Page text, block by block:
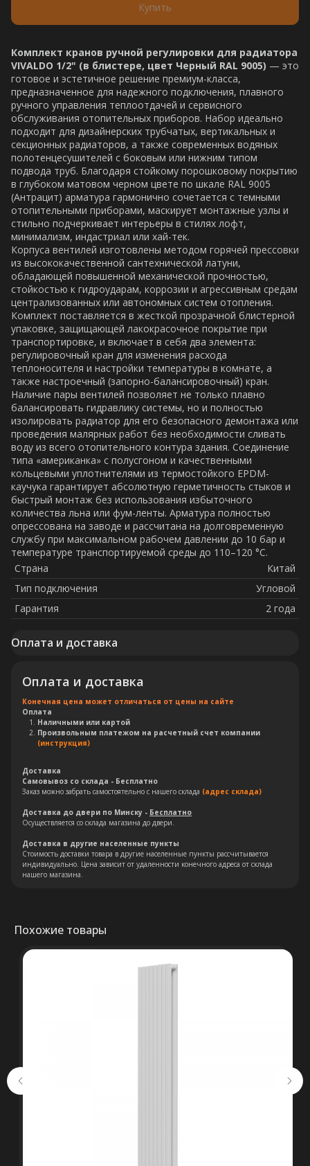
Купить
Комплект кранов ручной регулировки для радиатора
VIVALDO 1/2" (в блистере, цвет Черный RAL 9005) — это
готовое и эстетичное решение премиум-класса,
предназначенное для надежного подключения, плавного
ручного управления теплоотдачей и сервисного
обслуживания отопительных приборов. Набор идеально
подходит для дизайнерских трубчатых, вертикальных и
секционных радиаторов, а также современных водяных
полотенцесушителей с боковым или нижним типом
подвода труб. Благодаря стойкому порошковому покрытию
в глубоком матовом черном цвете по шкале RAL 9005
(Антрацит) арматура гармонично сочетается с темными
отопительными приборами, маскирует монтажные узлы и
стильно подчеркивает интерьеры в стилях лофт,
минимализм, индастриал или хай-тек.
Корпуса вентилей изготовлены методом горячей прессовки
из высококачественной сантехнической латуни,
обладающей повышенной механической прочностью,
стойкостью к гидроударам, коррозии и агрессивным средам
централизованных или автономных систем отопления.
Комплект поставляется в жесткой прозрачной блистерной
упаковке, защищающей лакокрасочное покрытие при
транспортировке, и включает в себя два элемента:
регулировочный кран для изменения расхода
теплоносителя и настройки температуры в комнате, а
также настроечный (запорно-балансировочный) кран.
Наличие пары вентилей позволяет не только плавно
балансировать гидравлику системы, но и полностью
изолировать радиатор для его безопасного демонтажа или
проведения малярных работ без необходимости сливать
воду из всего отопительного контура здания. Соединение
типа «американка» с полусгоном и качественными
кольцевыми уплотнителями из термостойкого EPDM-
каучука гарантирует абсолютную герметичность стыков и
быстрый монтаж без использования избыточного
количества льна или фум-ленты. Арматура полностью
опрессована на заводе и рассчитана на долговременную
службу при максимальном рабочем давлении до 10 бар и
температуре транспортируемой среды до 110–120 °C.
Страна
Китай
Тип подключения
Угловой
Гарантия
2 года
Оплата и доставка
Оплата и доставка
Конечная цена может отличаться от цены на сайте
Оплата
Наличными или картой
Произвольным платежом на расчетный счет компании
(инструкция)
Доставка
Самовывоз со склада - Бесплатно
Заказ можно забрать самостоятельно с нашего склада (адрес склада)
Доставка до двери по Минску - Бесплатно
Осуществляется со склада магазина до двери.
Доставка в другие населенные пункты
Стоимость доставки товара в другие населенные пункты рассчитывается
индивидуально. Цена зависит от удаленности конечного адреса от склада
нашего магазина.
Похожие товары
Остались вопросы?
Оставьте свои контакты. Наш
специалист свяжется с Вами в
правильный выбор.
Консультация